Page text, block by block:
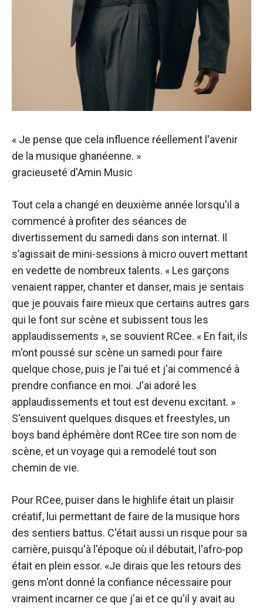
« Je pense que cela influence réellement l'avenir
de la musique ghanéenne. »
gracieuseté d'Amin Music
Tout cela a changé en deuxième année lorsqu'il a
commencé à profiter des séances de
divertissement du samedi dans son internat. Il
s’agissait de mini-sessions à micro ouvert mettant
en vedette de nombreux talents. « Les garçons
venaient rapper, chanter et danser, mais je sentais
que je pouvais faire mieux que certains autres gars
qui le font sur scène et subissent tous les
applaudissements », se souvient RCee. « En fait, ils
m'ont poussé sur scène un samedi pour faire
quelque chose, puis je l'ai tué et j'ai commencé à
prendre confiance en moi. J'ai adoré les
applaudissements et tout est devenu excitant. »
S'ensuivent quelques disques et freestyles, un
boys band éphémère dont RCee tire son nom de
scène, et un voyage qui a remodelé tout son
chemin de vie.
Pour RCee, puiser dans le highlife était un plaisir
créatif, lui permettant de faire de la musique hors
des sentiers battus. C'était aussi un risque pour sa
carrière, puisqu'à l'époque où il débutait, l'afro-pop
était en plein essor. «Je dirais que les retours des
gens m'ont donné la confiance nécessaire pour
vraiment incarner ce que j'ai et ce qu'il y avait au